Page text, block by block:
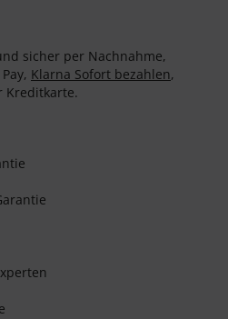
sicher per Nachnahme,
Klarna Sofort bezahlen,
Kreditkarte.